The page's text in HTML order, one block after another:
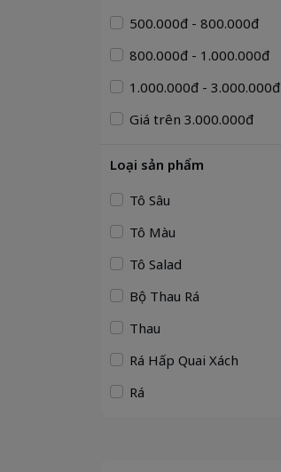
500.000đ - 800.000đ
800.000đ - 1.000.000đ
1.000.000đ - 3.000.000đ
Giá trên 3.000.000đ
Loại sản phẩm
Tô Sâu
Tô Màu
Tô Salad
Bộ Thau Rá
Thau
Rá Hấp Quai Xách
Rá